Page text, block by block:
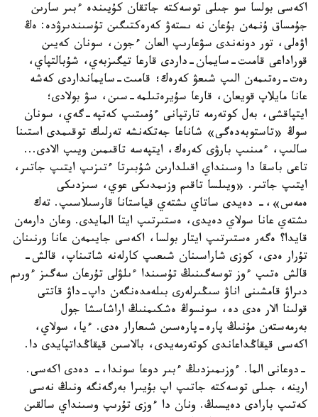
اكەسى بولسا سو جىلى توسەكتە جاتقان كۇيىندە ءبىر سارىن
جۇمساق ۇنمەن بۇعان نە ىستەۋ كەرەكتىگىن تۇسىندىرۋدە: ەڭ
اۋەلى، تور دونەندى سۋعارىپ العان ءجون، سونان كەيىن
قوراداعى قامىت-سايمان-داردى قارعا تيگىزبەي، شۇبالتپاي،
رەت-رەتىمەن الىپ شىعۋ كەرەك؛ قامىت-سايمانداردى كەشە
عانا مايلاپ قويعان، قارعا سۇيرەتىلمە-سىن، سۋ بولادى؛
ايتپاقشى، بەل كوتەرمە تارتپانى ءۇمىتىپ كەتپە-گەي، سونان
سوڭ «تاستوبەدەگى» شاناعا جەتكەنشە تەرلىك توقىمدى استىنا
سالىپ، ءمىنىپ بارۋى كەرەك، ايتپەسە تاقىمىن ويىپ الادى...
تاعى باسقا دا وسىنداي اقىلدارىن شۇبىرتا ءتىزىپ ايتىپ جاتىر،
ايتىپ جاتىر. «ويىلسا تاقىم وزىمدىكى عوي، سىزدىكى
ەمەس»،- دەيدى ساتاي ىشتەي قياستانا قارسىلاسىپ. تەك
ىشتەي عانا سولاي دەيدى، ەستىرتىپ ايتا المايدى. وعان دارمەن
قايدا؟ ەگەر ەستىرتىپ ايتار بولسا، اكەسى جايىمەن عانا ورنىنان
تۇرار ەدى، كوزى شاراسىنان شىعىپ كارلەنە شاتىناپ، قالش-
قالش ەتىپ ءوز توسەگىنىڭ تۇسىندا ءىلۋلى تۇرعان سەگىز ءورىم
دىراۋ قامشىنى اناۋ سىڭىرلەرى بىلەمدەنگەن داپ-داۋ قاتتى
قولىنا الار ەدى دە، سونسوڭ ەشكىمنىڭ اراشاسشا جول
بەرمەستەن مۇنىڭ پارە-پارەسىن شىعارار ەدى. ءيا، سولاي،
اكەسى قيقاڭداعاندى كوتەرمەيدى، بالاسىن قيقاڭداتپايدى دا.
-دوعانى الما. ءوزىمىزدىڭ ءبىر دوعا سوندا،- دەدى اكەسى.
ارينە، جىلى توسەكتە جاتىپ اپ بۇيىرا بەرگەنگە ونىڭ نەسى
كەتىپ بارادى دەيسىڭ. ونان دا ءوزى تۇرىپ وسىنداي سالقىن